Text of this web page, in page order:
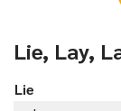
Lie, Lay,
Lie